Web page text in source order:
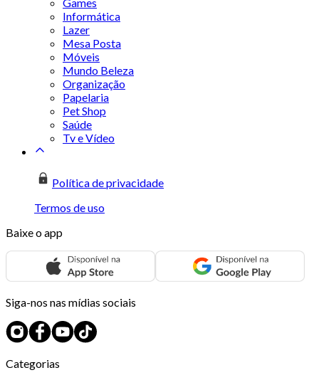
Informática
Lazer
Mesa Posta
Móveis
Mundo Beleza
Organização
Papelaria
Pet Shop
Saúde
Tv e Vídeo
Política de privacidade
Termos de uso
Baixe o app
Siga-nos nas mídias sociais
Categorias